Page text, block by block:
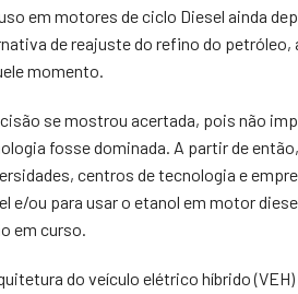
em motores de ciclo Diesel ainda
de reajuste do refino do petróleo,
momento.
se mostrou acertada, pois não
fosse dominada. A partir de
centros de tecnologia e
e/ou para usar o etanol em motor
em curso.
do veículo elétrico híbrido